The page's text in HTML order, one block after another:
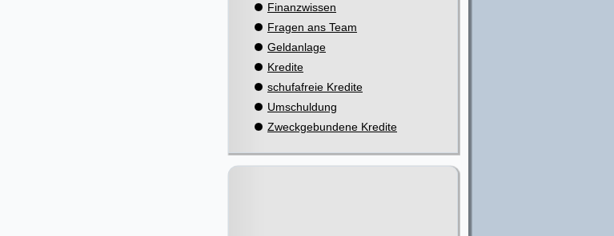
Finanzwissen
Fragen ans Team
Geldanlage
Kredite
schufafreie Kredite
Umschuldung
Zweckgebundene Kredite